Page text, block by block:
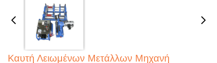
Καυτή Λειωμένων Μετάλλων Μηχανή